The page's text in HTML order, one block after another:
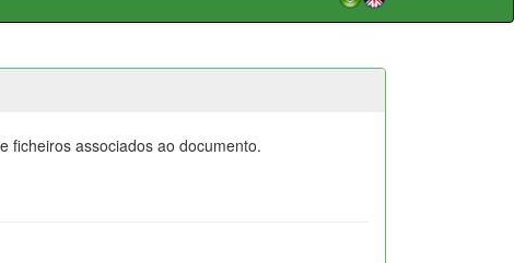
ficheiros associados ao documento.